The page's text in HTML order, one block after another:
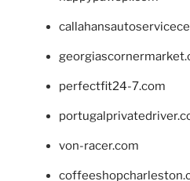
perfectfit24-7.com
von-racer.com